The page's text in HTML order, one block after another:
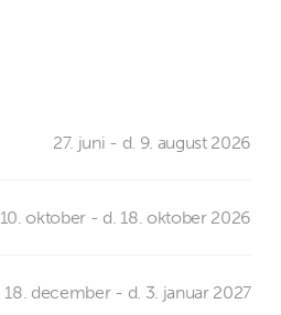
27. juni - d. 9. august 2026
10. oktober - d. 18. oktober 2026
18. december - d. 3. januar 2027